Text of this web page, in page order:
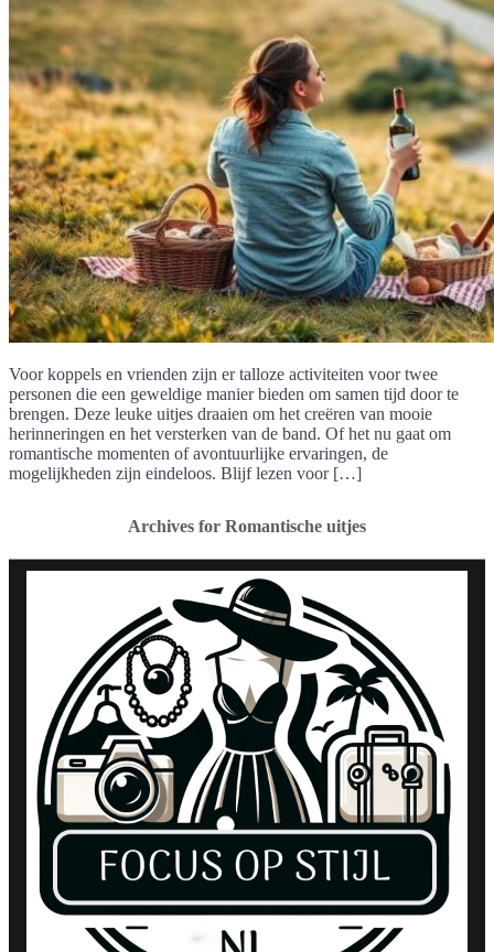
Voor koppels en vrienden zijn er talloze activiteiten voor twee
personen die een geweldige manier bieden om samen tijd door te
brengen. Deze leuke uitjes draaien om het creëren van mooie
herinneringen en het versterken van de band. Of het nu gaat om
romantische momenten of avontuurlijke ervaringen, de
mogelijkheden zijn eindeloos. Blijf lezen voor […]
Archives for Romantische uitjes